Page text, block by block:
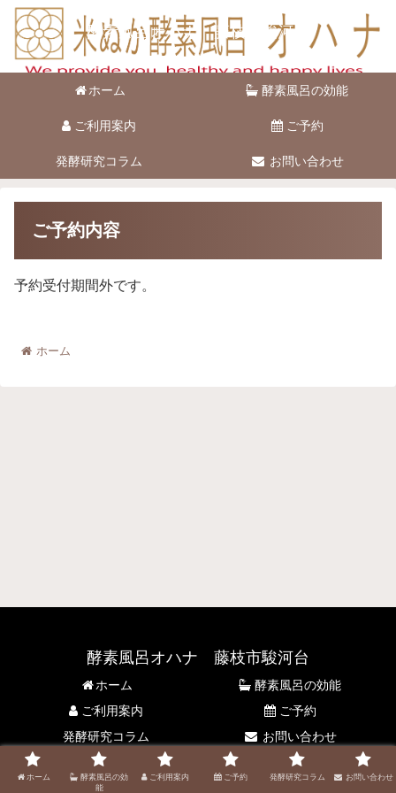
酵素風呂オハナ 藤枝市駿河台
ホーム 酵素風呂の効能
ご利用案内 ご予約
発酵研究コラム お問い合わせ
ご予約内容
予約受付期間外です。
ホーム
酵素風呂オハナ 藤枝市駿河台
ホーム
酵素風呂の効能
ご利用案内
ご予約
発酵研究コラム
お問い合わせ
© 2021 酵素風呂オハナ 藤枝市駿河台.
ホーム
酵素風呂の効
能
ご利用案内 ご予約 発酵研究コラム お問い合わせ